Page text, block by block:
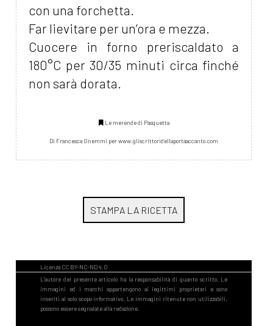
con una forchetta.
Far lievitare per un’ora e mezza.
Cuocere in forno preriscaldato a
180°C per 30/35 minuti circa finché
non sarà dorata.
Le merende di Pasquetta
Di Francesca Gnemmi per www.gliscrittoridellaportaaccanto.com